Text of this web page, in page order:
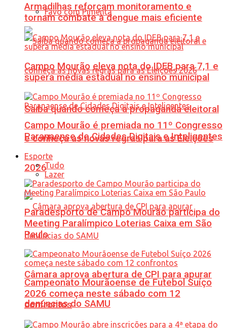
Favo com Pimenta
Saiba quando começa a propaganda eleitoral
e conheça as novas regras para as Eleições
2026
Câmara aprova abertura de CPI para apurar
denúncias do SAMU
Armadilhas reforçam monitoramento e
tornam combate à dengue mais eficiente
Campo Mourão eleva nota do IDEB para 7,1 e
supera média estadual no ensino municipal
Campo Mourão é premiada no 11º Congresso
Paranaense de Cidades Digitais e Inteligentes
Esporte
Tudo
Lazer
Paradesporto de Campo Mourão participa do
Meeting Paralímpico Loterias Caixa em São
Paulo
Campeonato Mourãoense de Futebol Suíço
2026 começa neste sábado com 12
confrontos